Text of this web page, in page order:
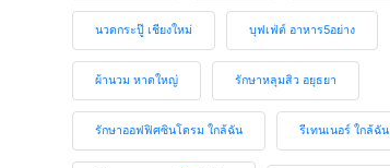
นวดกระปู๊ เชียงใหม่ บุฟเฟ่ต์ อาหาร5อย่าง
ผ้านวม หาดใหญ่ รักษาหลุมสิว อยุธยา
รักษาออฟฟิศซินโดรม ใกล้ฉัน รีเทนเนอร์ ใกล้ฉัน